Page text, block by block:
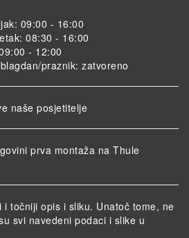
09:00 - 16:00
08:30 - 16:00
- 12:00
praznik: zatvoreno
naše posjetitelje
prva montaža na Thule
točniji opis i sliku. Unatoč tome, ne
svi navedeni podaci i slike u